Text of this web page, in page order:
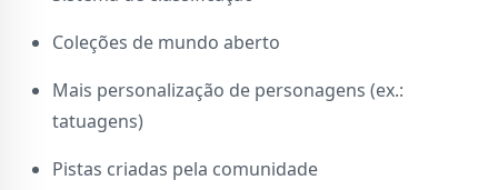
Coleções de mundo aberto
Mais personalização de personagens (ex.:
tatuagens)
Pistas criadas pela comunidade